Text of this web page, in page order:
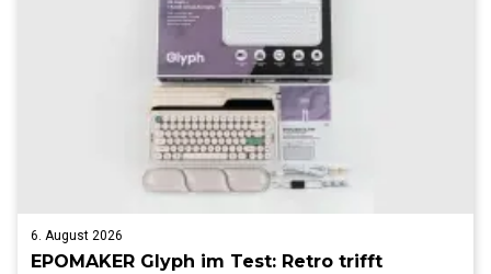
6. August 2026
EPOMAKER Glyph im Test: Retro trifft